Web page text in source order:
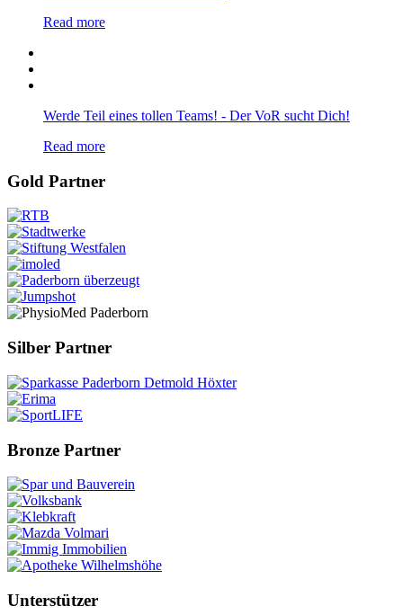
Read more
Werde Teil eines tollen Teams! - Der VoR sucht Dich!
Read more
Gold Partner
Silber Partner
Bronze Partner
Unterstützer